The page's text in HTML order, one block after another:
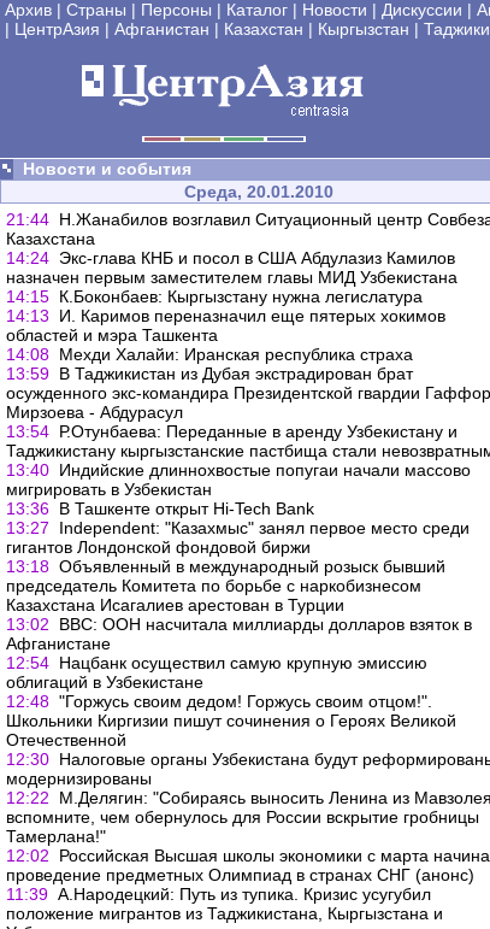
Архив | Страны | Персоны | Каталог | Новости | Дискуссии |
| ЦентрАзия | Афганистан | Казахстан | Кыргызстан |
Новости и события
Среда, 20.01.2010
21:44 Н.Жанабилов возглавил Ситуационный центр
Казахстана
14:24 Экс-глава КНБ и посол в США Абдулазиз Камилов
назначен первым заместителем главы МИД Узбекистана
14:15 К.Боконбаев: Кыргызстану нужна легислатура
14:13
И. Каримов переназначил еще пятерых хокимов
областей и мэра Ташкента
14:08 Мехди Халайи: Иранская республика страха
13:59 В Таджикистан из Дубая экстрадирован брат
осужденного экс-командира Президентской гвардии
Мирзоева - Абдурасул
13:54 Р.Отунбаева: Переданные в аренду Узбекистану и
Таджикистану кыргызстанские пастбища стали
13:40 Индийские длиннохвостые попугаи начали массово
мигрировать в Узбекистан
13:36 В Ташкенте открыт Hi-Tech Bank
13:27
Independent: "Казахмыс" занял первое место среди
гигантов Лондонской фондовой биржи
13:18 Объявленный в международный розыск бывший
председатель Комитета по борьбе с наркобизнесом
Казахстана Исагалиев арестован в Турции
13:02
ВВС: ООН насчитала миллиарды долларов взяток в
Афганистане
12:54 Нацбанк осуществил самую крупную эмиссию
облигаций в Узбекистане
12:48 "Горжусь своим дедом! Горжусь своим отцом!".
Школьники Киргизии пишут сочинения о Героях Великой
Отечественной
12:30 Налоговые органы Узбекистана будут
модернизированы
12:22
М.Делягин: "Собираясь выносить Ленина из Мавзолея,
вспомните, чем обернулось для России вскрытие гробницы
Тамерлана!"
12:02
Российская Высшая школы экономики с марта
проведение предметных Олимпиад в странах СНГ (анонс)
11:39 А.Народецкий: Путь из тупика. Кризис усугубил
положение мигрантов из Таджикистана, Кыргызстана и